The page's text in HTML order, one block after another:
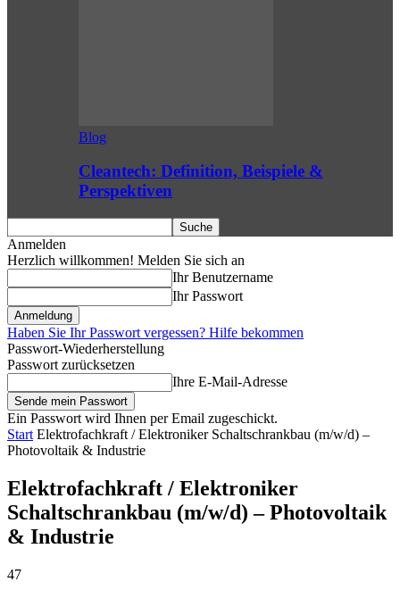
Blog
Cleantech: Definition, Beispiele &
Perspektiven
Anmelden
Herzlich willkommen! Melden Sie sich an
Ihr Benutzername
Ihr Passwort
Haben Sie Ihr Passwort vergessen? Hilfe bekommen
Passwort-Wiederherstellung
Passwort zurücksetzen
Ihre E-Mail-Adresse
Ein Passwort wird Ihnen per Email zugeschickt.
Start Elektrofachkraft / Elektroniker Schaltschrankbau (m/w/d) –
Photovoltaik & Industrie
Elektrofachkraft / Elektroniker
Schaltschrankbau (m/w/d) – Photovoltaik
& Industrie
47